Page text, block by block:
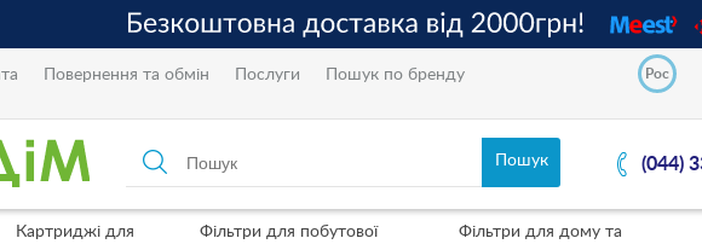
Повернення та обмін Послуги
Пошук по бренду
Рос
(044)
Картриджі для
Фільтри для побутової
Фільтри для дому та